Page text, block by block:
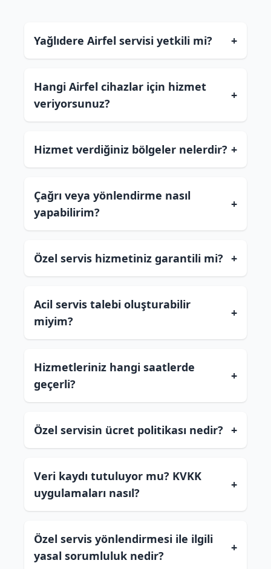
Yağlıdere Airfel servisi yetkili mi? +
Hangi Airfel cihazlar için hizmet
veriyorsunuz?
+
Hizmet verdiğiniz bölgeler nelerdir? +
Çağrı veya yönlendirme nasıl
yapabilirim?
+
Özel servis hizmetiniz garantili mi? +
Acil servis talebi oluşturabilir
miyim?
+
Hizmetleriniz hangi saatlerde
geçerli?
+
Özel servisin ücret politikası nedir? +
Veri kaydı tutuluyor mu? KVKK
uygulamaları nasıl?
+
Özel servis yönlendirmesi ile ilgili
yasal sorumluluk nedir?
+